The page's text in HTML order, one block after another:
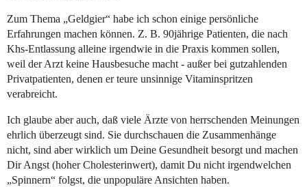
Zum Thema „Geldgier“ habe ich schon einige persönliche
Erfahrungen machen können. Z. B. 90jährige Patienten, die nach
Khs-Entlassung alleine irgendwie in die Praxis kommen sollen,
weil der Arzt keine Hausbesuche macht - außer bei gutzahlenden
Privatpatienten, denen er teure unsinnige Vitaminspritzen
verabreicht.
Ich glaube aber auch, daß viele Ärzte von herrschenden Meinungen
ehrlich überzeugt sind. Sie durchschauen die Zusammenhänge
nicht, sind aber wirklich um Deine Gesundheit besorgt und machen
Dir Angst (hoher Cholesterinwert), damit Du nicht irgendwelchen
„Spinnern“ folgst, die unpopuläre Ansichten haben.